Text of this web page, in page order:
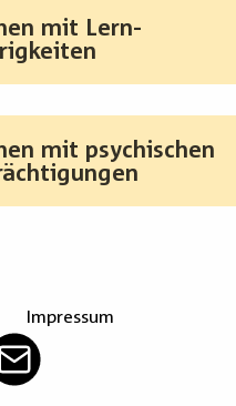
mit Lern-
mit psychischen
Impressum